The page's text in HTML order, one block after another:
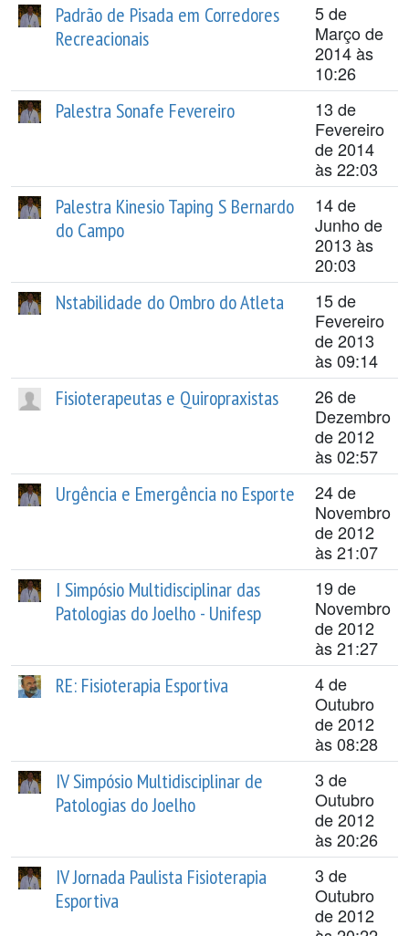
Padrão de Pisada em Corredores
Recreacionais
5 de
Março de
2014 às
10:26
Palestra Sonafe Fevereiro
13 de
Fevereiro
de 2014
às 22:03
Palestra Kinesio Taping S Bernardo
do Campo
14 de
Junho de
2013 às
20:03
Nstabilidade do Ombro do Atleta
15 de
Fevereiro
de 2013
às 09:14
Fisioterapeutas e Quiropraxistas
26 de
Dezembro
de 2012
às 02:57
Urgência e Emergência no Esporte
24 de
Novembro
de 2012
às 21:07
I Simpósio Multidisciplinar das
Patologias do Joelho - Unifesp
19 de
Novembro
de 2012
às 21:27
RE: Fisioterapia Esportiva
4 de
Outubro
de 2012
às 08:28
IV Simpósio Multidisciplinar de
Patologias do Joelho
3 de
Outubro
de 2012
às 20:26
IV Jornada Paulista Fisioterapia
Esportiva
3 de
Outubro
de 2012